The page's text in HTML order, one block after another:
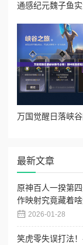
最新文章
原神百人一揆第
作映射究竟藏着啥
2026-01-28
笑虎零失误打法